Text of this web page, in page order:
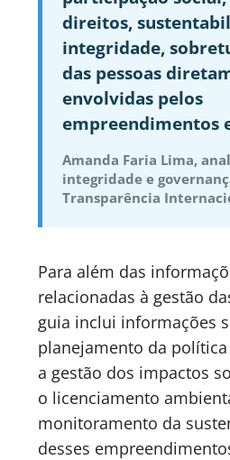
direitos,
integridade,
das pessoas
envolvidas pelos
empreendimentos
Amanda Faria Lima,
integridade e
Transparência
Para além das
relacionadas à gestão
guia inclui informações
planejamento da
a gestão dos impactos
o licenciamento
monitoramento da
desses